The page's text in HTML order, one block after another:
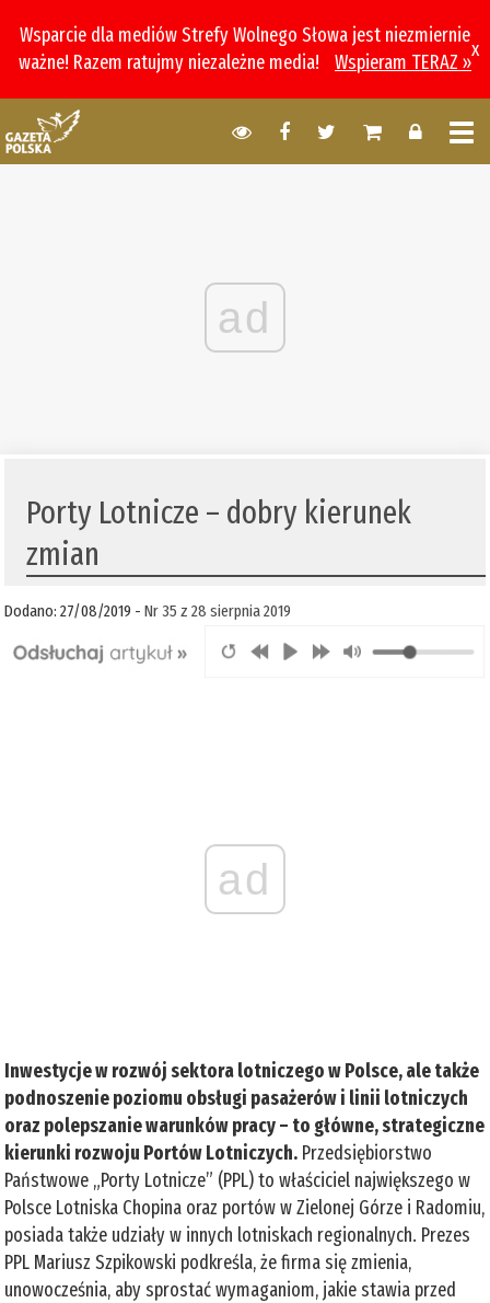
Wsparcie dla mediów Strefy Wolnego Słowa jest niezmiernie
ważne! Razem ratujmy niezależne media!
Wspieram TERAZ »
x
ad
Porty Lotnicze – dobry kierunek
zmian
Dodano: 27/08/2019 -Nr 35 z 28 sierpnia 2019
ad
Inwestycje w rozwój sektora lotniczego w Polsce, ale także
podnoszenie poziomu obsługi pasażerów i linii lotniczych
oraz polepszanie warunków pracy – to główne, strategiczne
kierunki rozwoju Portów Lotniczych. Przedsiębiorstwo
Państwowe „Porty Lotnicze” (PPL) to właściciel największego w
Polsce Lotniska Chopina oraz portów w Zielonej Górze i Radomiu,
posiada także udziały w innych lotniskach regionalnych. Prezes
PPL Mariusz Szpikowski podkreśla, że firma się zmienia,
unowocześnia, aby sprostać wymaganiom, jakie stawia przed